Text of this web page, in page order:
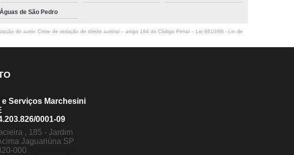
Águas de São Pedro
do autor. Crime de violação de direito autoral – artigo 184 do Código Penal – Lei 9610/98 - Lei de
e Serviços Marchesini
0001-09
, 185 - Jardim
Jaguariúna SP
000